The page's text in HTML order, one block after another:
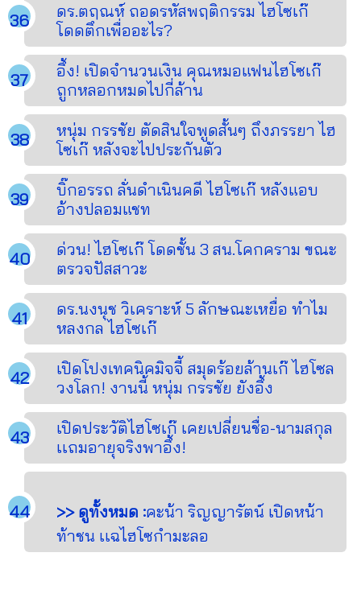
ดร.ตฤณห์ ถอดรหัสพฤติกรรม ไฮโซเก๊
โดดตึกเพื่ออะไร?
อึ้ง! เปิดจำนวนเงิน คุณหมอแฟนไฮโซเก๊
ถูกหลอกหมดไปกี่ล้าน
หนุ่ม กรรชัย ตัดสินใจพูดสั้นๆ ถึงภรรยา ไฮ
โซเก๊ หลังจะไปประกันตัว
บิ๊กอรรถ ลั่นดำเนินคดี ไฮโซเก๊ หลังแอบ
อ้างปลอมแชท
ด่วน! ไฮโซเก๊ โดดชั้น 3 สน.โคกคราม ขณะ
ตรวจปัสสาวะ
ดร.นงนุช วิเคราะห์ 5 ลักษณะเหยื่อ ทำไม
หลงกล ไฮโซเก๊
เปิดโปงเทคนิคมิจจี้ สมุดร้อยล้านเก๊ ไฮโซล
วงโลก! งานนี้ หนุ่ม กรรชัย ยังอึ้ง
เปิดประวัติไฮโซเก๊ เคยเปลี่ยนชื่อ-นามสกุล
เเถมอายุจริงพาอึ้ง!
>> ดูทั้งหมด :คะน้า ริญญารัตน์ เปิดหน้า
ท้าชน เเฉไฮโซกำมะลอ